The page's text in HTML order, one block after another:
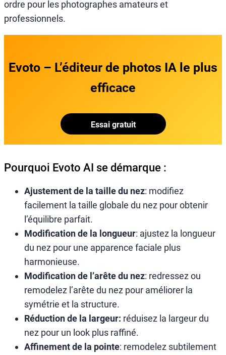
ordre pour les photographes amateurs et
professionnels.
Evoto – L’éditeur de photos IA le plus
efficace
Essai gratuit
Pourquoi Evoto AI se démarque :
Ajustement de la taille du nez: modifiez
facilement la taille globale du nez pour obtenir
l’équilibre parfait.
Modification de la longueur: ajustez la longueur
du nez pour une apparence faciale plus
harmonieuse.
Modification de l’arête du nez: redressez ou
remodelez l’arête du nez pour améliorer la
symétrie et la structure.
Réduction de la largeur: réduisez la largeur du
nez pour un look plus raffiné.
Affinement de la pointe: remodelez subtilement